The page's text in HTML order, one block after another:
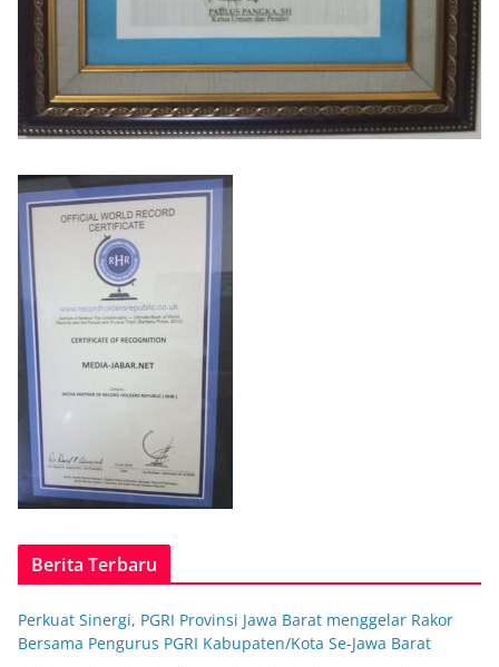
Berita Terbaru
Perkuat Sinergi, PGRI Provinsi Jawa Barat menggelar Rakor
Bersama Pengurus PGRI Kabupaten/Kota Se-Jawa Barat